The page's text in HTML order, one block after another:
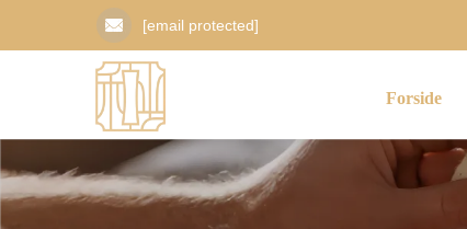
[email protected]
Forside